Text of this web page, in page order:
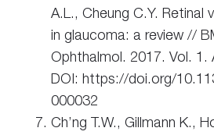
A.L., Cheung C.Y. Retinal
in glaucoma: a review //
Ophthalmol. 2017. Vol. 1.
DOI: https://doi.org/
000032
Ch’ng T.W., Gillmann K.,